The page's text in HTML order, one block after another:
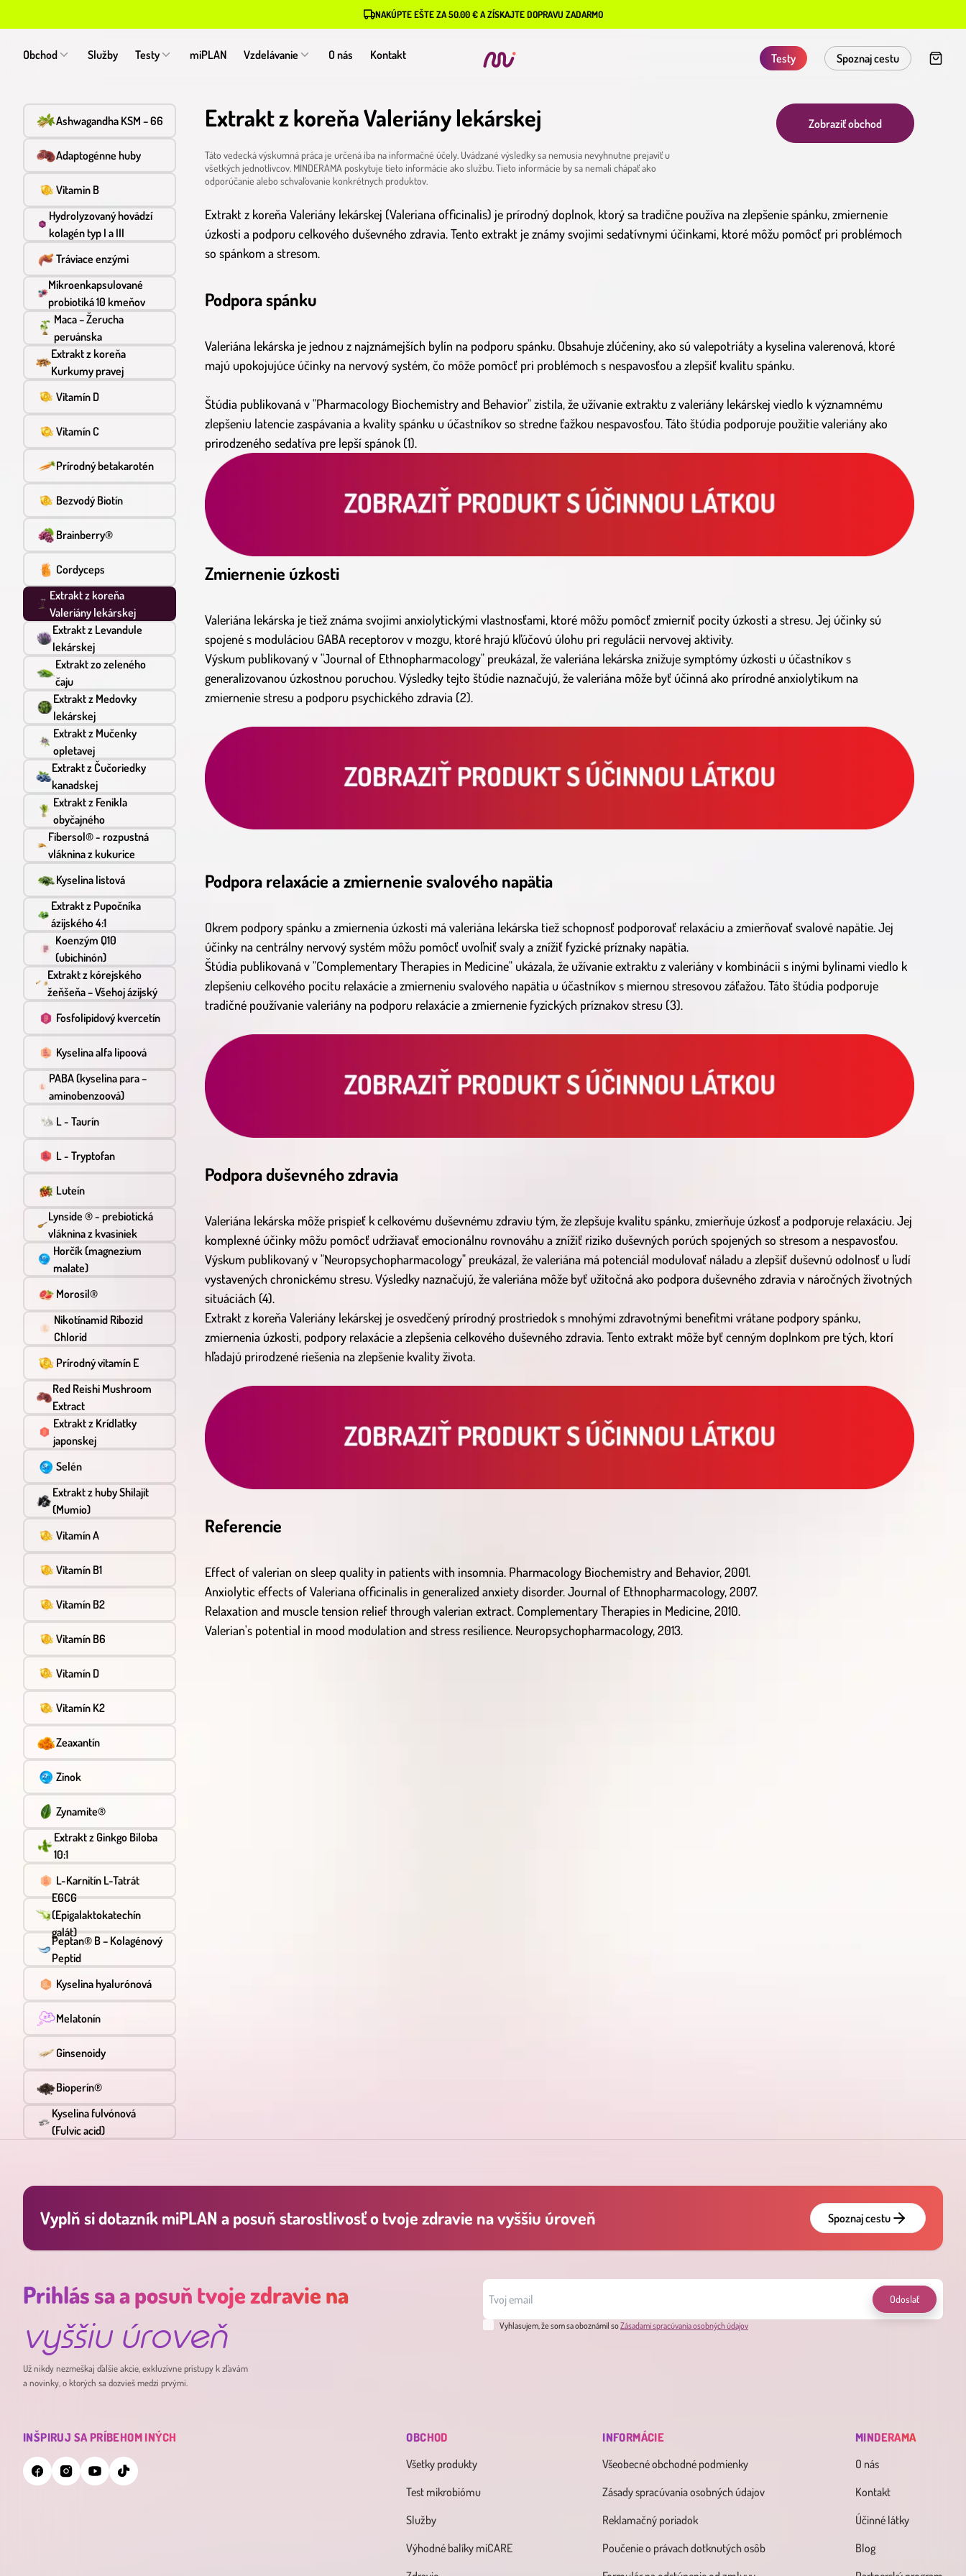
NAKÚPTE EŠTE ZA 50.00 € A ZÍSKAJTE DOPRAVU ZADARMO
Obchod Služby Testy miPLAN Vzdelávanie O nás Kontakt Testy Spoznaj cestu
Ashwagandha KSM – 66
Adaptogénne huby
Vitamin B
Hydrolyzovaný hovädzí
kolagén typ I a III
Tráviace enzými
Mikroenkapsulované
probiotiká 10 kmeňov
Maca – Žerucha
peruánska
Extrakt z koreňa
Kurkumy pravej
Vitamín D
Vitamín C
Prírodný betakarotén
Bezvodý Biotín
Brainberry®
Cordyceps
Extrakt z koreňa
Valeriány lekárskej
Extrakt z Levandule
lekárskej
Extrakt zo zeleného
čaju
Extrakt z Medovky
lekárskej
Extrakt z Mučenky
opletavej
Extrakt z Čučoriedky
kanadskej
Extrakt z Fenikla
obyčajného
Fibersol® - rozpustná
vláknina z kukurice
Kyselina listová
Extrakt z Pupočníka
ázijského 4:1
Koenzým Q10
(ubichinón)
Extrakt z kórejského
žeňšeňa – Všehoj ázijský
Fosfolipidový kvercetín
Kyselina alfa lipoová
PABA (kyselina para –
aminobenzoová)
L - Taurín
L - Tryptofan
Luteín
Lynside ® - prebiotická
vláknina z kvasiniek
Horčík (magnezium
malate)
Morosil®
Nikotínamid Ribozid
Chlorid
Prírodný vitamín E
Red Reishi Mushroom
Extract
Extrakt z Krídlatky
japonskej
Selén
Extrakt z huby Shilajit
(Mumio)
Vitamín A
Vitamín B1
Vitamín B2
Vitamín B6
Vitamín D
Vitamín K2
Zeaxantín
Zinok
Zynamite®
Extrakt z Ginkgo Biloba
10:1
L-Karnitín L-Tatrát
EGCG
(Epigalaktokatechín
galát)
Peptan® B – Kolagénový
Peptid
Kyselina hyalurónová
Melatonín
Ginsenoidy
Bioperín®
Kyselina fulvónová
(Fulvic acid)
Extrakt z koreňa Valeriány lekárskej Zobraziť obchod
Táto vedecká výskumná práca je určená iba na informačné účely. Uvádzané výsledky sa nemusia nevyhnutne prejaviť u
všetkých jednotlivcov. MINDERAMA poskytuje tieto informácie ako službu. Tieto informácie by sa nemali chápať ako
odporúčanie alebo schvaľovanie konkrétnych produktov.
Extrakt z koreňa Valeriány lekárskej (Valeriana officinalis) je prírodný doplnok, ktorý sa tradične používa na zlepšenie spánku, zmiernenie
úzkosti a podporu celkového duševného zdravia. Tento extrakt je známy svojimi sedatívnymi účinkami, ktoré môžu pomôcť pri problémoch
so spánkom a stresom.
Podpora spánku
Valeriána lekárska je jednou z najznámejších bylín na podporu spánku. Obsahuje zlúčeniny, ako sú valepotriáty a kyselina valerenová, ktoré
majú upokojujúce účinky na nervový systém, čo môže pomôcť pri problémoch s nespavosťou a zlepšiť kvalitu spánku.
Štúdia publikovaná v "Pharmacology Biochemistry and Behavior" zistila, že užívanie extraktu z valeriány lekárskej viedlo k významnému
zlepšeniu latencie zaspávania a kvality spánku u účastníkov so stredne ťažkou nespavosťou. Táto štúdia podporuje použitie valeriány ako
prirodzeného sedatíva pre lepší spánok (1).
Zmiernenie úzkosti
Valeriána lekárska je tiež známa svojimi anxiolytickými vlastnosťami, ktoré môžu pomôcť zmierniť pocity úzkosti a stresu. Jej účinky sú
spojené s moduláciou GABA receptorov v mozgu, ktoré hrajú kľúčovú úlohu pri regulácii nervovej aktivity.
Výskum publikovaný v "Journal of Ethnopharmacology" preukázal, že valeriána lekárska znižuje symptómy úzkosti u účastníkov s
generalizovanou úzkostnou poruchou. Výsledky tejto štúdie naznačujú, že valeriána môže byť účinná ako prírodné anxiolytikum na
zmiernenie stresu a podporu psychického zdravia (2).
Podpora relaxácie a zmiernenie svalového napätia
Okrem podpory spánku a zmiernenia úzkosti má valeriána lekárska tiež schopnosť podporovať relaxáciu a zmierňovať svalové napätie. Jej
účinky na centrálny nervový systém môžu pomôcť uvoľniť svaly a znížiť fyzické príznaky napätia.
Štúdia publikovaná v "Complementary Therapies in Medicine" ukázala, že užívanie extraktu z valeriány v kombinácii s inými bylinami viedlo k
zlepšeniu celkového pocitu relaxácie a zmierneniu svalového napätia u účastníkov s miernou stresovou záťažou. Táto štúdia podporuje
tradičné používanie valeriány na podporu relaxácie a zmiernenie fyzických príznakov stresu (3).
Podpora duševného zdravia
Valeriána lekárska môže prispieť k celkovému duševnému zdraviu tým, že zlepšuje kvalitu spánku, zmierňuje úzkosť a podporuje relaxáciu. Jej
komplexné účinky môžu pomôcť udržiavať emocionálnu rovnováhu a znížiť riziko duševných porúch spojených so stresom a nespavosťou.
Výskum publikovaný v "Neuropsychopharmacology" preukázal, že valeriána má potenciál modulovať náladu a zlepšiť duševnú odolnosť u ľudí
vystavených chronickému stresu. Výsledky naznačujú, že valeriána môže byť užitočná ako podpora duševného zdravia v náročných životných
situáciách (4).
Extrakt z koreňa Valeriány lekárskej je osvedčený prírodný prostriedok s mnohými zdravotnými benefitmi vrátane podpory spánku,
zmiernenia úzkosti, podpory relaxácie a zlepšenia celkového duševného zdravia. Tento extrakt môže byť cenným doplnkom pre tých, ktorí
hľadajú prirodzené riešenia na zlepšenie kvality života.
Referencie
Effect of valerian on sleep quality in patients with insomnia. Pharmacology Biochemistry and Behavior, 2001.
Anxiolytic effects of Valeriana officinalis in generalized anxiety disorder. Journal of Ethnopharmacology, 2007.
Relaxation and muscle tension relief through valerian extract. Complementary Therapies in Medicine, 2010.
Valerian's potential in mood modulation and stress resilience. Neuropsychopharmacology, 2013.
Vyplň si dotazník miPLAN a posuň starostlivosť o tvoje zdravie na vyššiu úroveň Spoznaj cestu
Prihlás sa a posuň tvoje zdravie na
vyššiu úroveň
Už nikdy nezmeškaj ďalšie akcie, exkluzívne prístupy k zľavám
a novinky, o ktorých sa dozvieš medzi prvými.
Odoslať
Vyhlasujem, že som sa oboznámil soZásadami spracúvania osobných údajov
INŠPIRUJ SA PRÍBEHOM INÝCH
OBCHOD
Všetky produkty
Test mikrobiómu
Služby
Výhodné balíky miCARE
INFORMÁCIE
Všeobecné obchodné podmienky
Zásady spracúvania osobných údajov
Reklamačný poriadok
Poučenie o právach dotknutých osôb
MINDERAMA
O nás
Kontakt
Účinné látky
Blog